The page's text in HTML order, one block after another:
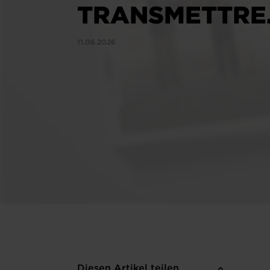
11.06.2026